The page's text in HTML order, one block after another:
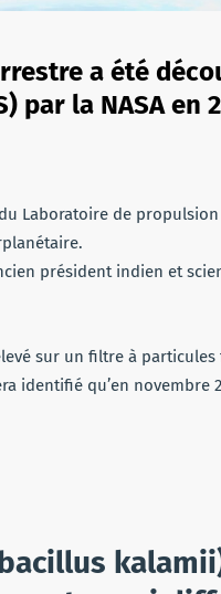
a été
la NASA en
Laboratoire de propulsion
président indien et
sur un filtre à particules
identifié qu’en novembre